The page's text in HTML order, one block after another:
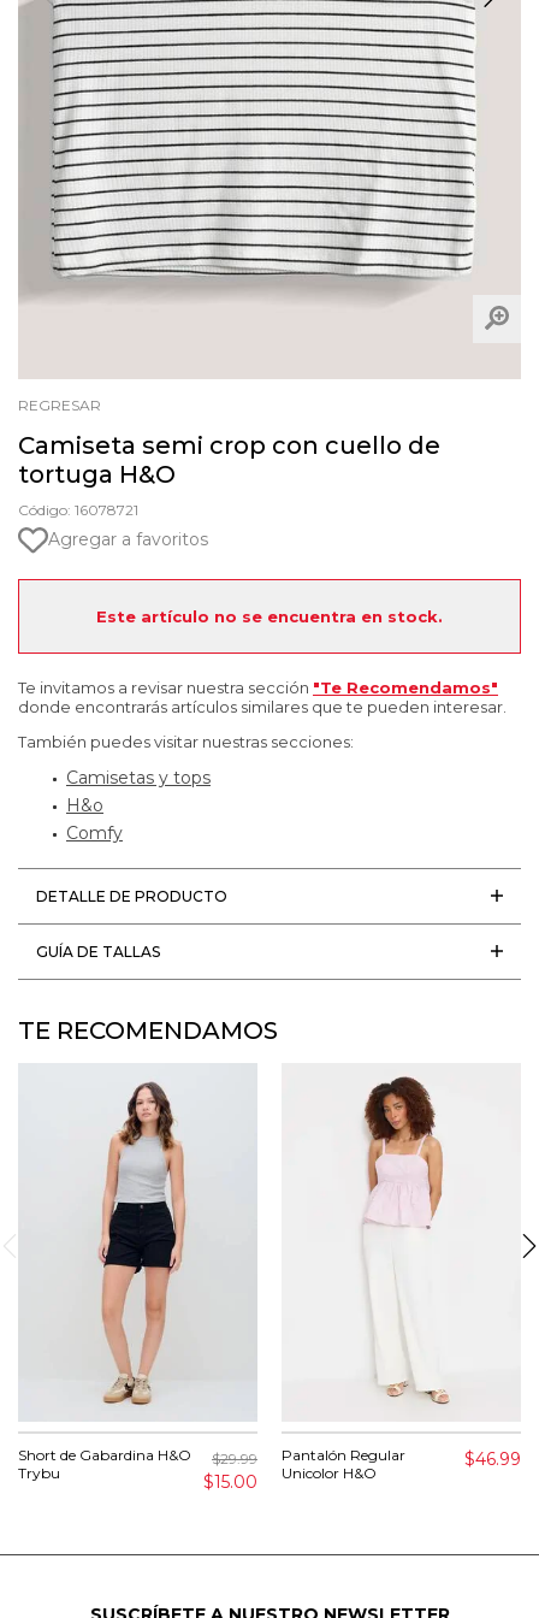
REGRESAR
Camiseta semi crop con cuello de
tortuga H&O
Código: 16078721
Agregar a favoritos
Este artículo no se encuentra en stock.
Te invitamos a revisar nuestra sección "Te Recomendamos"
donde encontrarás artículos similares que te pueden interesar.
También puedes visitar nuestras secciones:
Camisetas y tops
H&o
Comfy
DETALLE DE PRODUCTO
GUÍA DE TALLAS
TE RECOMENDAMOS
Short de Gabardina H&O
Trybu
$29.99
$15.00
Pantalón Regular
Unicolor H&O
$46.99